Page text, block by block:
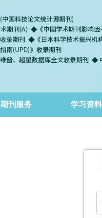
期刊服务 学习资料